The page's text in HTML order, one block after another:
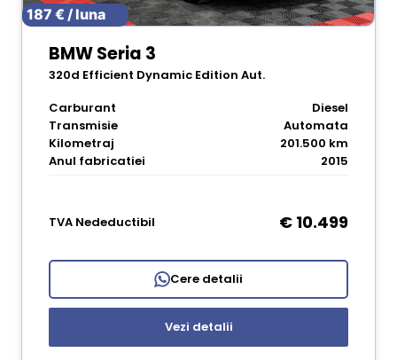
187 € / luna
BMW Seria 3
320d Efficient Dynamic Edition Aut.
Carburant
Diesel
Transmisie
Automata
Kilometraj
201.500 km
Anul fabricatiei
2015
TVA Nedeductibil € 10.499
Cere detalii
Vezi detalii